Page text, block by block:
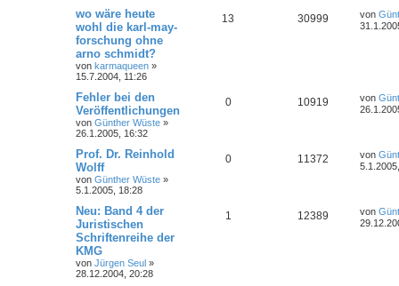
wo wäre heute
wohl die karl-may-
forschung ohne
arno schmidt?
von karmaqueen »
15.7.2004, 11:26
13 30999 von
Fehler bei den
Veröffentlichungen
von Günther Wüste »
26.1.2005, 16:32
0 10919 von
Prof. Dr. Reinhold
Wolff
von Günther Wüste »
5.1.2005, 18:28
0 11372 von
Neu: Band 4 der
Juristischen
Schriftenreihe der
KMG
von Jürgen Seul »
28.12.2004, 20:28
1 12389 von